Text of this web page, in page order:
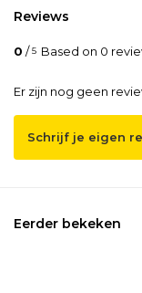
Reviews
0 /5 Based on 0
Er zijn nog geen
Schrijf je eigen
Eerder bekeken